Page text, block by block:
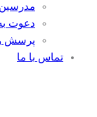
دعوت
پرسش
تماس با ما